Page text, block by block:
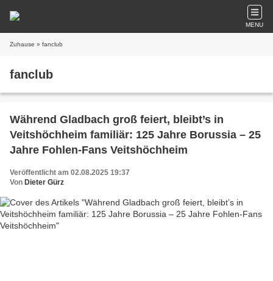
MENU
Zuhause » fanclub
fanclub
Während Gladbach groß feiert, bleibt’s in
Veitshöchheim familiär: 125 Jahre Borussia – 25
Jahre Fohlen-Fans Veitshöchheim
Veröffentlicht am 02.08.2025 19:37
Von Dieter Gürz